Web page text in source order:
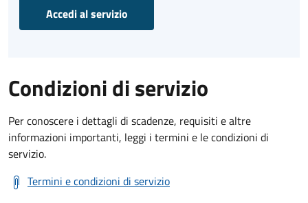
Accedi al servizio
Condizioni di servizio
Per conoscere i dettagli di scadenze, requisiti e altre
informazioni importanti, leggi i termini e le condizioni di
servizio.
Termini e condizioni di servizio